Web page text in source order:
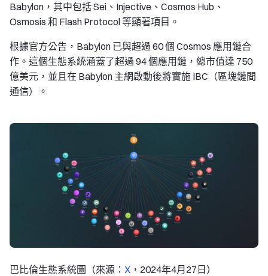
Babylon，其中包括 Sei、Injective、Cosmos Hub、
Osmosis 和 Flash Protocol 等顯著項目。
根據官方公告，Babylon 已與超過 60 個 Cosmos 應用鏈合
作。這個生態系統涵蓋了超過 94 個應用鏈，總市值達 750
億美元，並且在 Babylon 主網啟動後將實施 IBC（區塊鏈間
通信）。
巴比倫生態系統圖（來源： X ，2024年4月27日）